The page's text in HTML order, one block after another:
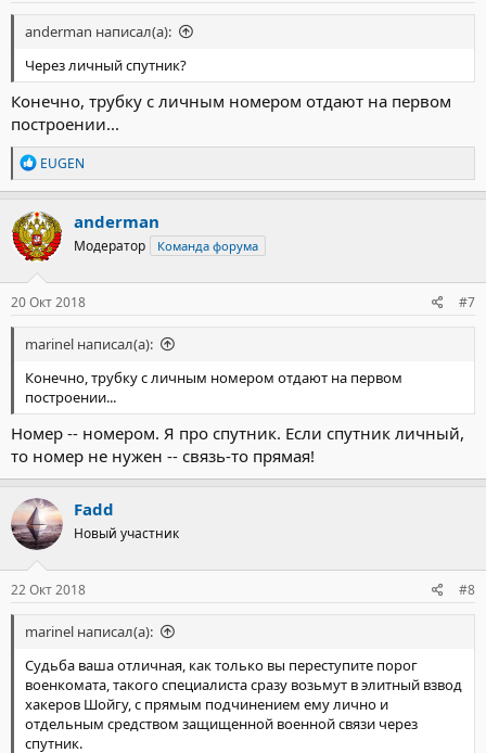
anderman написал(а):
Через личный спутник?
Конечно, трубку с личным номером отдают на первом
построении...
Р
е
а
к
ц
и
и
:
EUGEN
anderman
Модератор Команда форума
20 Окт 2018 #7
marinel написал(а):
Конечно, трубку с личным номером отдают на первом
построении...
Номер -- номером. Я про спутник. Если спутник личный,
то номер не нужен -- связь-то прямая!
Fadd
Новый участник
22 Окт 2018 #8
marinel написал(а):
Судьба ваша отличная, как только вы переступите порог
военкомата, такого специалиста сразу возьмут в элитный взвод
хакеров Шойгу, с прямым подчинением ему лично и
отдельным средством защищенной военной связи через
спутник.